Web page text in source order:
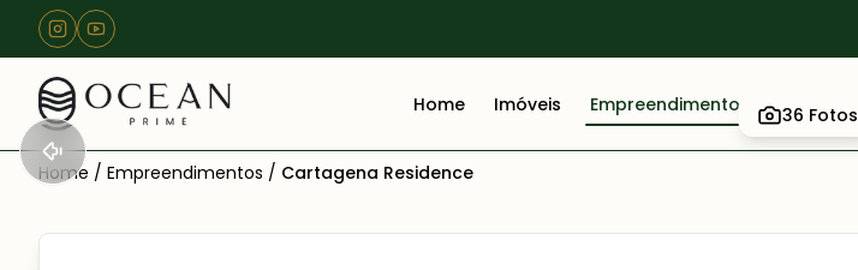
Home Imóveis Empreendimentos Anuncie
36 Fotos
Home / Empreendimentos / Cartagena Residence